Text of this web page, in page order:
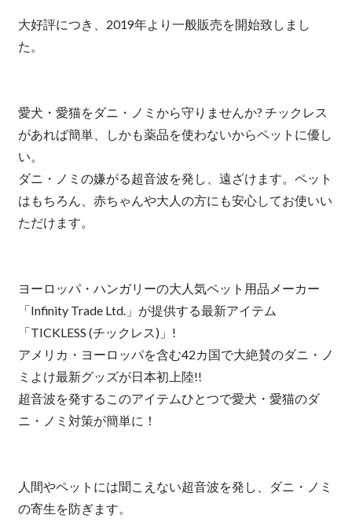
大好評につき、2019年より一般販売を開始致しまし
た。
愛犬・愛猫をダニ・ノミから守りませんか? チックレス
があれば簡単、しかも薬品を使わないからペットに優し
い。
ダニ・ノミの嫌がる超音波を発し、遠ざけます。ペット
はもちろん、赤ちゃんや大人の方にも安心してお使いい
ただけます。
ヨーロッパ・ハンガリーの大人気ペット用品メーカー
「Infinity Trade Ltd.」が提供する最新アイテム
「TICKLESS (チックレス)」!
アメリカ・ヨーロッパを含む42カ国で大絶賛のダニ・ノ
ミよけ最新グッズが日本初上陸!!
超音波を発するこのアイテムひとつで愛犬・愛猫のダ
ニ・ノミ対策が簡単に！
人間やペットには聞こえない超音波を発し、ダニ・ノミ
の寄生を防ぎます。